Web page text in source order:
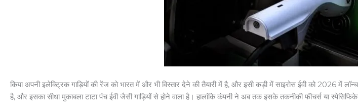
किया अपनी इलेक्ट्रिक गाड़ियों की रेंज को भारत में और भी विस्तार देने की तैयारी में है, और इसी कड़ी में साइरोस ईवी को 2026 में
है, और इसका सीधा मुकाबला टाटा पंच ईवी जैसी गाड़ियों से होने वाला है। हालांकि कंपनी ने अब तक इसके तकनीकी फीचर्स या